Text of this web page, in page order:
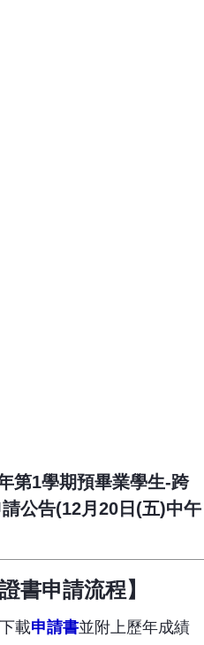
第1學期預畢業學生-跨
公告(12月20日(五)中午
書申請流程】
載申請書並附上歷年成績